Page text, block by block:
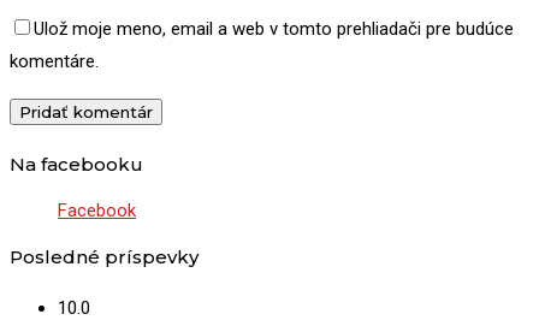
Ulož moje meno, email a web v tomto prehliadači pre budúce
komentáre.
Na facebooku
Facebook
Posledné príspevky
10.0